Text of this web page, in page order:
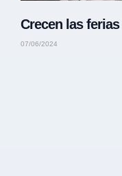
Crecen las
07/06/2024